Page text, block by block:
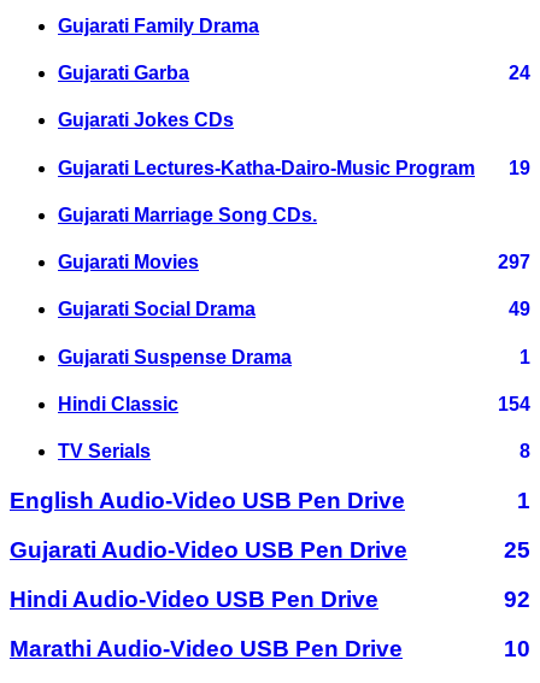
Gujarati Family Drama
Gujarati Garba 24
Gujarati Jokes CDs
Gujarati Lectures-Katha-Dairo-Music Program 19
Gujarati Marriage Song CDs.
Gujarati Movies 297
Gujarati Social Drama 49
Gujarati Suspense Drama 1
Hindi Classic 154
TV Serials 8
English Audio-Video USB Pen Drive
1
Gujarati Audio-Video USB Pen Drive
25
Hindi Audio-Video USB Pen Drive
92
Marathi Audio-Video USB Pen Drive
10